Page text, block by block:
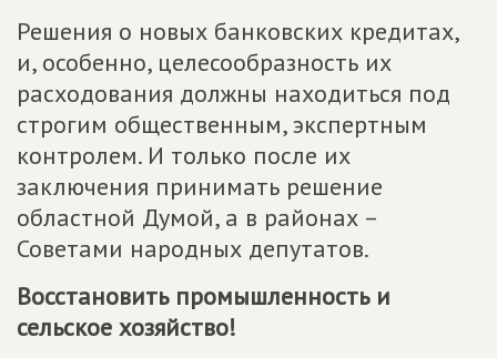
Решения о новых банковских кредитах,
и, особенно, целесообразность их
расходования должны находиться под
строгим общественным, экспертным
контролем. И только после их
заключения принимать решение
областной Думой, а в районах –
Советами народных депутатов.
Восстановить промышленность и
сельское хозяйство!